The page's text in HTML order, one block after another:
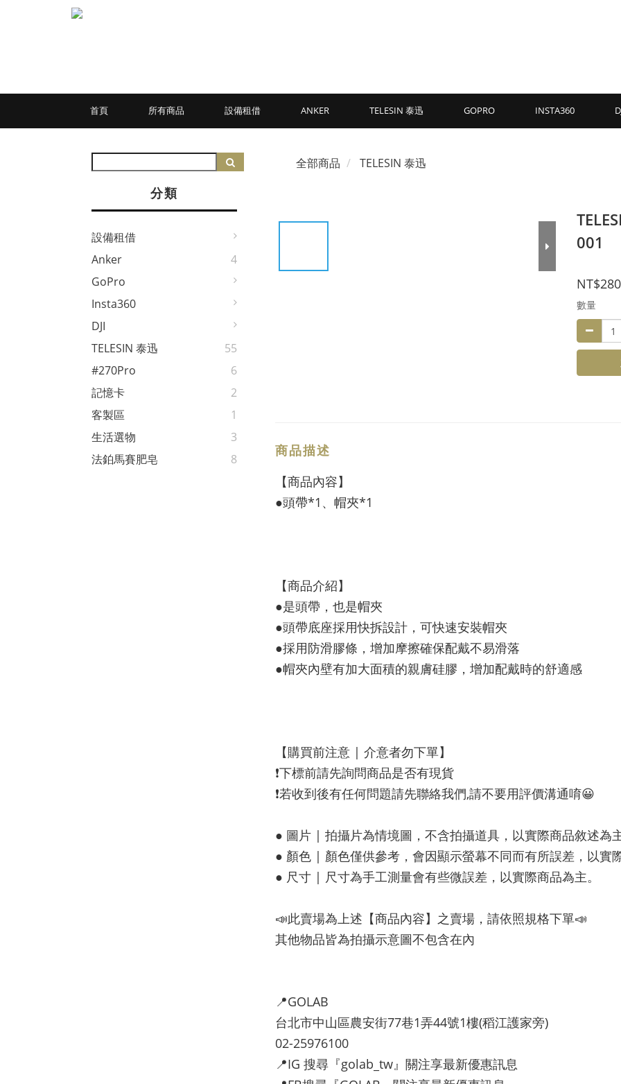
首頁 所有商品 設備租借 ANKER TELESIN 泰迅 GOPRO INSTA360
分類
設備租借
Anker
4
GoPro
Insta360
DJI
TELESIN 泰迅
55
#270Pro
6
記憶卡
2
客製區
1
生活選物
3
法鉑馬賽肥皂
8
全部商品 TELESIN 泰迅
001
NT$280
數量
商品描述
【商品內容】
●頭帶*1、帽夾*1
【商品介紹】
●是頭帶，也是帽夾
●頭帶底座採用快拆設計，可快速安裝帽夾
●採用防滑膠條，增加摩擦確保配戴不易滑落
●帽夾內壁有加大面積的親膚硅膠，增加配戴時的舒適感
【購買前注意 | 介意者勿下單】
❗️下標前請先詢問商品是否有現貨
❗️若收到後有任何問題請先聯絡我們,請不要用評價溝通唷😀
● 圖片 | 拍攝片為情境圖，不含拍攝道具，以實際商品敘述為主
● 顏色 | 顏色僅供參考，會因顯示螢幕不同而有所誤差，以實
● 尺寸 | 尺寸為手工測量會有些微誤差，以實際商品為主。
📣此賣場為上述【商品內容】之賣場，請依照規格下單📣
其他物品皆為拍攝示意圖不包含在內
📍GOLAB
台北市中山區農安街77巷1弄44號1樓(稻江護家旁)
02-25976100
📍IG 搜尋『golab_tw』關注享最新優惠訊息